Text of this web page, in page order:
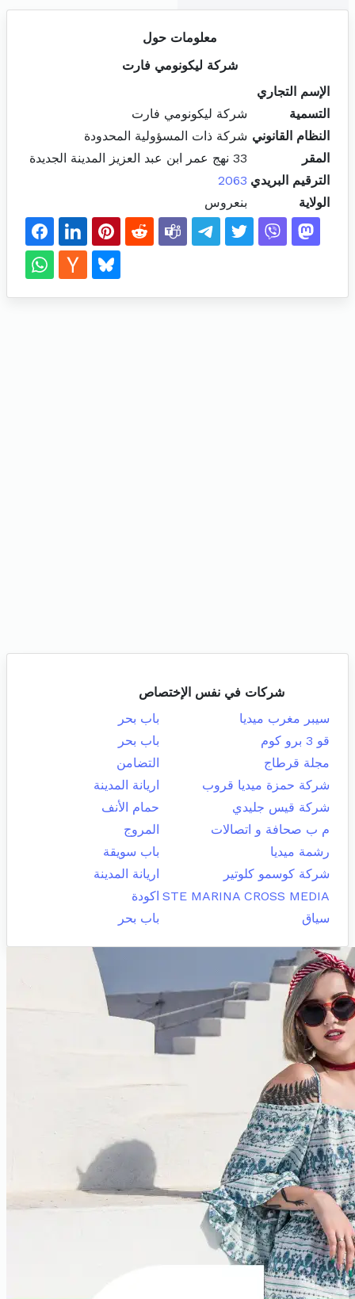
معلومات حول
شركة ليكونومي فارت
الإسم التجاري
التسمية
شركة ليكونومي فارت
النظام القانوني شركة ذات المسؤولية المحدودة
المقر
33 نهج عمر ابن عبد العزيز المدينة الجديدة
الترقيم البريدي 2063
الولاية
بنعروس
شركات في نفس الإختصاص
سيبر مغرب ميديا
باب بحر
قو 3 برو كوم
باب بحر
مجلة قرطاج
التضامن
شركة حمزة ميديا قروب
اريانة المدينة
شركة قيس جليدي
حمام الأنف
م ب صحافة و اتصالات
المروج
رشمة ميديا
باب سويقة
شركة كوسمو كلوتير
اريانة المدينة
STE MARINA CROSS MEDIA اكودة
سياق
باب بحر